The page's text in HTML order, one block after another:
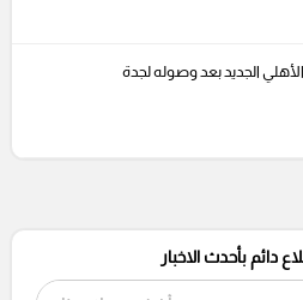
الجديد بعد وصوله لجدة
دائم بأحدث الاخبار